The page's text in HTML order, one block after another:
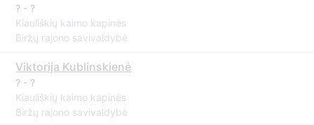
? - ?
Kiauliškių kaimo kapinės
Biržų rajono savivaldybė
Viktorija Kublinskienė
? - ?
Kiauliškių kaimo kapinės
Biržų rajono savivaldybė